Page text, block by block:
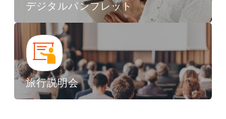
デジタルパンフレット
旅行説明会